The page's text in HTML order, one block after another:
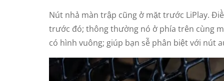
Nút nhả màn trập cũng ở mặt trước LiPlay.
trước đó; thông thường nó ở phía trên cùng
có hình vuông; giúp bạn sễ phân biệt với nút